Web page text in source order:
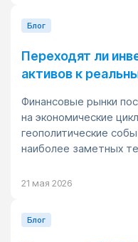
Блог
Переходят ли
активов к
Финансовые рынки
на экономические
геополитические
наиболее заметных
21 мая 2026
Блог